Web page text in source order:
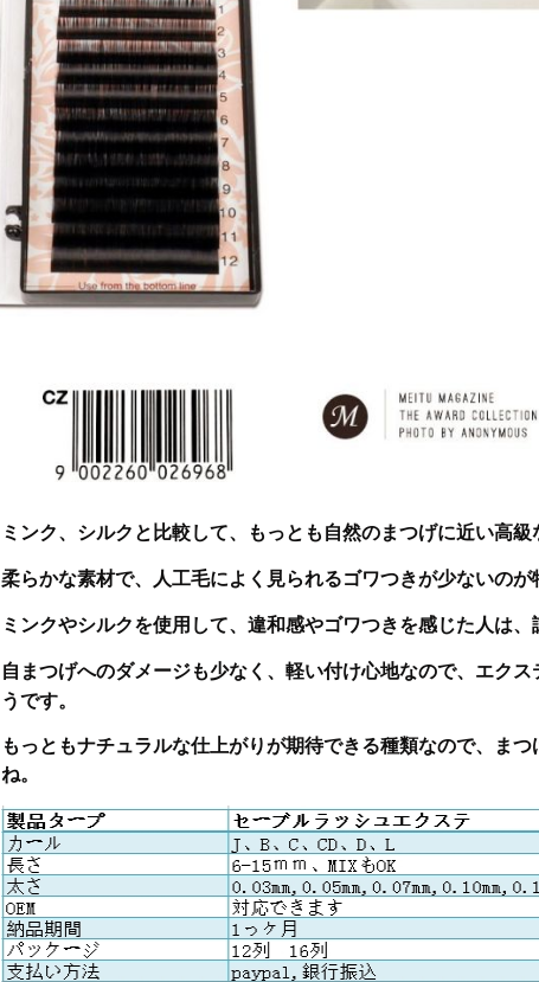
ミンク、シルクと比較して、もっとも 自然のまつげに近い高
柔らかな素材で、人工毛によく見られるゴワつきが少ないのが
ミンクやシルクを使用して、違和感やゴワつきを感じた人は、
自まつげへのダメージも少なく、軽い付け心地なので、エク
うです。
もっともナチュラルな仕上がりが期待できる種類なので、ま
ね。